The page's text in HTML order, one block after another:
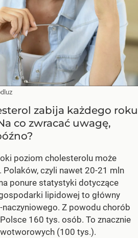
zabija każdego roku
co zwracać uwagę,
poziom cholesterolu może
czyli nawet 20-21 mln
ponure statystyki dotyczące
lipidowej to główny
Z powodu chorób
160 tys. osób. To znacznie
(100 tys.).